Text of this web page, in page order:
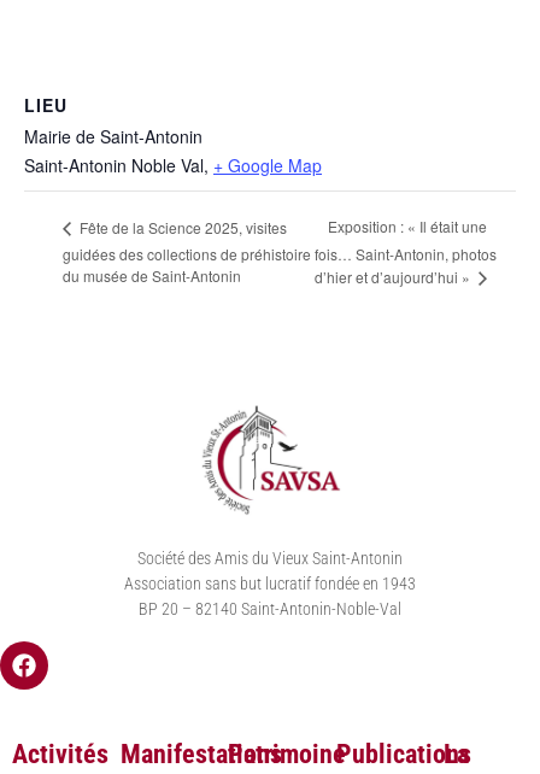
LIEU
Mairie de Saint-Antonin
Saint-Antonin Noble Val, + Google Map
Fête de la Science 2025, visites
guidées des collections de préhistoire
du musée de Saint-Antonin
Exposition : « Il était une
fois… Saint-Antonin, photos
d’hier et d’aujourd’hui »
Société des Amis du Vieux Saint-Antonin
Association sans but lucratif fondée en 1943
BP 20 – 82140 Saint-Antonin-Noble-Val
Activités ManifestationsPatrimoinePublications
La